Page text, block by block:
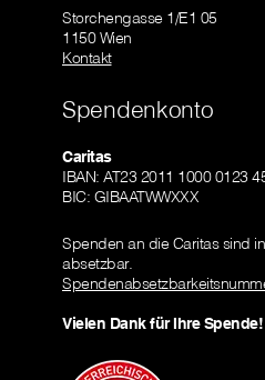
Storchengasse 1/E1 05
1150 Wien
Kontakt
Spendenkonto
Caritas
IBAN: AT23 2011 1000 0123
BIC: GIBAATWWXXX
Spenden an die Caritas sind
absetzbar.
Vielen Dank für Ihre Spende!